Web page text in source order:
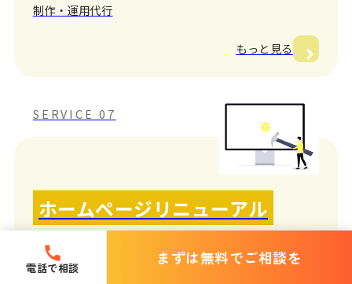
制作・運用代行
もっと見る
SERVICE 07
ホームページリニューアル
制作×マーケ×改善の力で、見込み顧客を逃さないサイ
トへ
電話で相談
まずは無料でご相談を